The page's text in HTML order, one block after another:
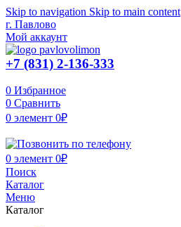
Skip to navigation Skip to main content
г. Павлово
Мой аккаунт
+7 (831) 2-136-333
0 Избранное
0 Сравнить
0 элемент 0₽
0 элемент 0₽
Поиск
Каталог
Меню
Каталог